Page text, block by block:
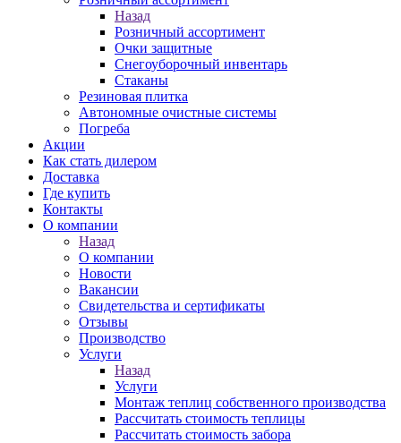
Назад
Розничный ассортимент
Очки защитные
Снегоуборочный инвентарь
Стаканы
Резиновая плитка
Автономные очистные системы
Погреба
Акции
Как стать дилером
Доставка
Где купить
Контакты
О компании
Назад
О компании
Новости
Вакансии
Свидетельства и сертификаты
Отзывы
Производство
Услуги
Назад
Услуги
Монтаж теплиц собственного производства
Рассчитать стоимость теплицы
Рассчитать стоимость забора